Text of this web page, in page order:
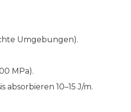
Umgebungen).
MPa).
absorbieren 10–15 J/m.